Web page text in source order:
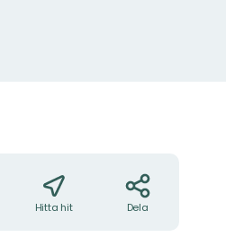
Hitta hit Dela